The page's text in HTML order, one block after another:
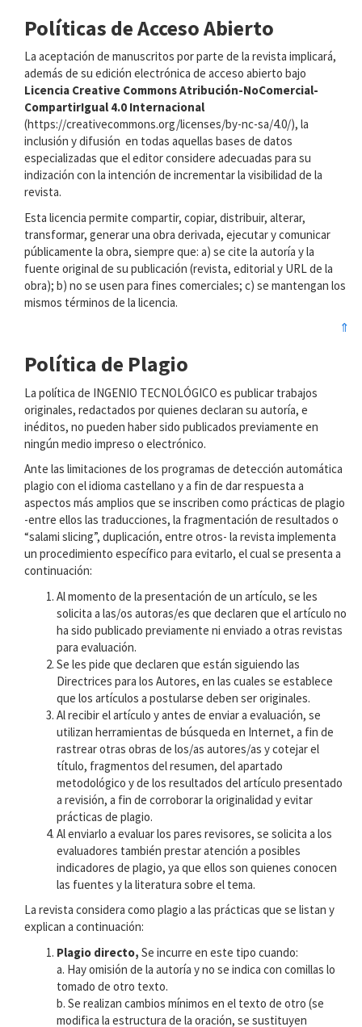
Políticas de Acceso Abierto
La aceptación de manuscritos por parte de la revista implicará,
además de su edición electrónica de acceso abierto bajo
Licencia Creative Commons Atribución-NoComercial-
CompartirIgual 4.0 Internacional
(https://creativecommons.org/licenses/by-nc-sa/4.0/), la
inclusión y difusión en todas aquellas bases de datos
especializadas que el editor considere adecuadas para su
indización con la intención de incrementar la visibilidad de la
revista.
Esta licencia permite compartir, copiar, distribuir, alterar,
transformar, generar una obra derivada, ejecutar y comunicar
públicamente la obra, siempre que: a) se cite la autoría y la
fuente original de su publicación (revista, editorial y URL de la
obra); b) no se usen para fines comerciales; c) se mantengan los
mismos términos de la licencia.
⇑
Política de Plagio
La política de INGENIO TECNOLÓGICO es publicar trabajos
originales, redactados por quienes declaran su autoría, e
inéditos, no pueden haber sido publicados previamente en
ningún medio impreso o electrónico.
Ante las limitaciones de los programas de detección automática
plagio con el idioma castellano y a fin de dar respuesta a
aspectos más amplios que se inscriben como prácticas de plagio
-entre ellos las traducciones, la fragmentación de resultados o
“salami slicing”, duplicación, entre otros- la revista implementa
un procedimiento específico para evitarlo, el cual se presenta a
continuación:
Al momento de la presentación de un artículo, se les
solicita a las/os autoras/es que declaren que el artículo no
ha sido publicado previamente ni enviado a otras revistas
para evaluación.
Se les pide que declaren que están siguiendo las
Directrices para los Autores, en las cuales se establece
que los artículos a postularse deben ser originales.
Al recibir el artículo y antes de enviar a evaluación, se
utilizan herramientas de búsqueda en Internet, a fin de
rastrear otras obras de los/as autores/as y cotejar el
título, fragmentos del resumen, del apartado
metodológico y de los resultados del artículo presentado
a revisión, a fin de corroborar la originalidad y evitar
prácticas de plagio.
Al enviarlo a evaluar los pares revisores, se solicita a los
evaluadores también prestar atención a posibles
indicadores de plagio, ya que ellos son quienes conocen
las fuentes y la literatura sobre el tema.
La revista considera como plagio a las prácticas que se listan y
explican a continuación:
Plagio directo, Se incurre en este tipo cuando:
a. Hay omisión de la autoría y no se indica con comillas lo
tomado de otro texto.
b. Se realizan cambios mínimos en el texto de otro (se
modifica la estructura de la oración, se sustituyen